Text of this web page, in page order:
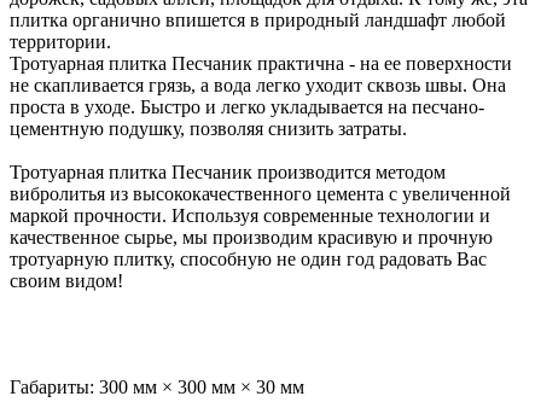
плитка органично впишется в природный ландшафт любой
территории.
Тротуарная плитка Песчаник практична - на ее поверхности
не скапливается грязь, а вода легко уходит сквозь швы. Она
проста в уходе. Быстро и легко укладывается на песчано-
цементную подушку, позволяя снизить затраты.
Тротуарная плитка Песчаник производится методом
вибролитья из высококачественного цемента с увеличенной
маркой прочности. Используя современные технологии и
качественное сырье, мы производим красивую и прочную
тротуарную плитку, способную не один год радовать Вас
своим видом!
Габариты: 300 мм × 300 мм × 30 мм